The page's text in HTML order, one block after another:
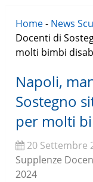
Home- News
Docenti di
molti bimbi
Napoli,
Sostegno
per molti
20 Settembre
Supplenze
2024